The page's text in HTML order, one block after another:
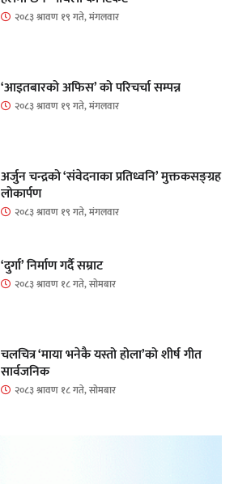
२०८३ श्रावण १९ गते, मंगलवार
‘आइतबारको अफिस’ को परिचर्चा सम्पन्न
२०८३ श्रावण १९ गते, मंगलवार
अर्जुन चन्द्रको ‘संवेदनाका प्रतिध्वनि’ मुक्तकसङ्ग्रह
लोकार्पण
२०८३ श्रावण १९ गते, मंगलवार
‘दुर्गा’ निर्माण गर्दै सम्राट
२०८३ श्रावण १८ गते, सोमबार
चलचित्र ‘माया भनेकै यस्तो होला’को शीर्ष गीत
सार्वजनिक
२०८३ श्रावण १८ गते, सोमबार